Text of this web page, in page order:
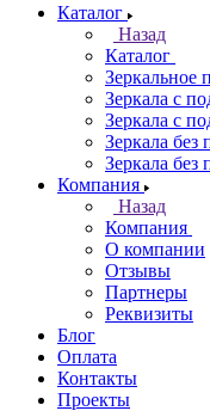
Каталог
Назад
Каталог
Зеркальное
Зеркала с
Зеркала с
Зеркала без
Зеркала без
Компания
Назад
Компания
О компании
Отзывы
Партнеры
Реквизиты
Блог
Оплата
Контакты
Проекты